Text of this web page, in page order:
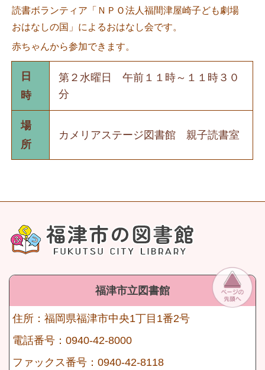
読書ボランティア「ＮＰＯ法人福間津屋崎子ども劇場
おはなしの国」によるおはなし会です。
赤ちゃんから参加できます。
日
時
第２水曜日 午前１１時～１１時３０
分
場
所
カメリアステージ図書館 親子読書室
福津市立図書館
住所：福岡県福津市中央1丁目1番2号
電話番号：0940-42-8000
ファックス番号：0940-42-8118